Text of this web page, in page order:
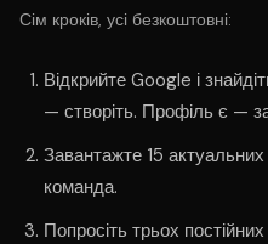
Сім кроків, усі безкоштовні:
Відкрийте Google і
— створіть. Профіль є —
Завантажте 15
команда.
Попросіть трьох